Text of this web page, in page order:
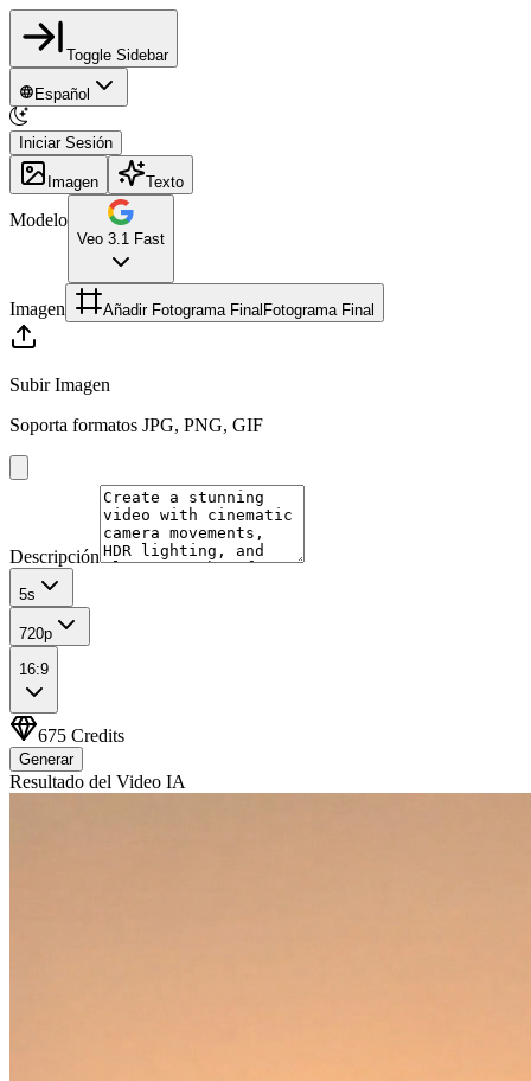
Toggle Sidebar
Español
Iniciar Sesión
Imagen Texto
Modelo
Veo 3.1 Fast
Imagen Añadir Fotograma Final Fotograma Final
Subir Imagen
Soporta formatos JPG, PNG, GIF
Descripción
5s
720p
16:9
675 Credits
Generar
Resultado del Video IA